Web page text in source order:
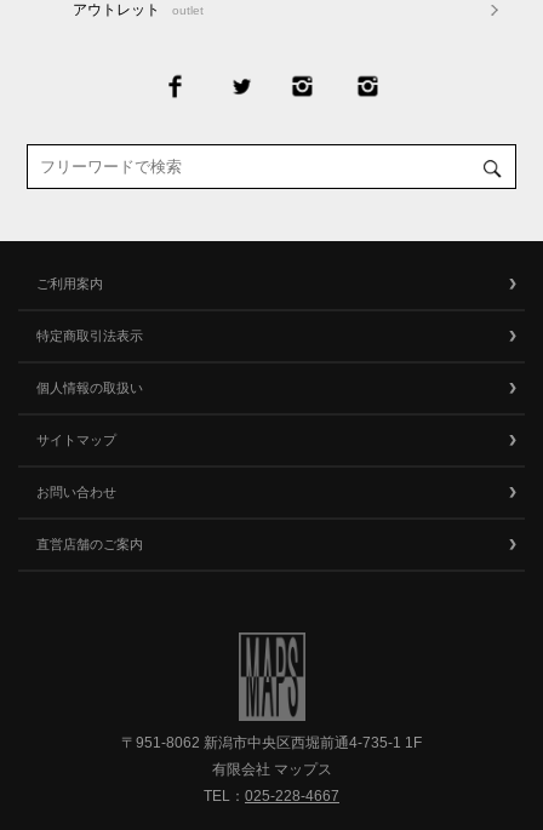
アウトレット outlet
ご利用案内
特定商取引法表示
個人情報の取扱い
サイトマップ
お問い合わせ
直営店舗のご案内
〒951-8062 新潟市中央区西堀前通4-735-1 1F
有限会社 マップス
TEL： 025-228-4667